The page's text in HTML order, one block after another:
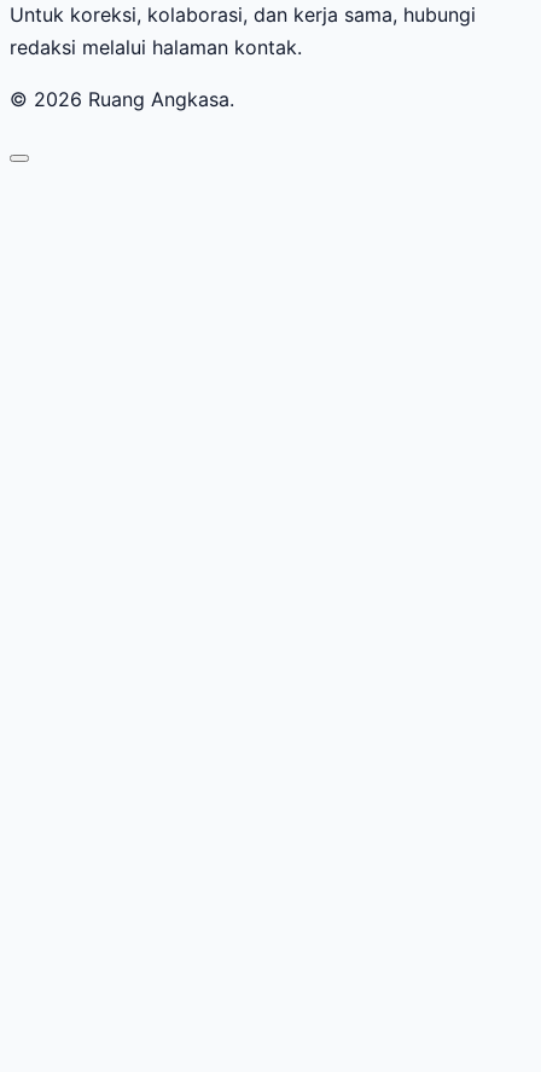
Untuk koreksi, kolaborasi, dan kerja sama, hubungi
redaksi melalui halaman kontak.
© 2026 Ruang Angkasa.